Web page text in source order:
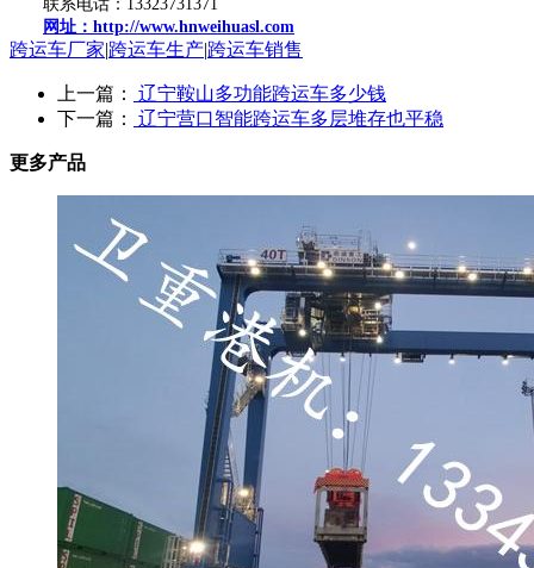
联系电话：13323731371
网址：http://www.hnweihuasl.com
跨运车厂家|跨运车生产|跨运车销售
上一篇：
辽宁鞍山多功能跨运车多少钱
下一篇：
辽宁营口智能跨运车多层堆存也平稳
更多产品